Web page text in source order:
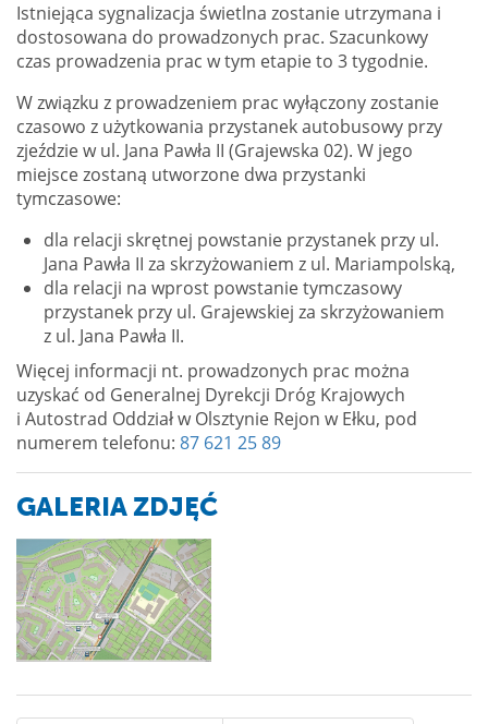
Istniejąca sygnalizacja świetlna zostanie utrzymana i
dostosowana do prowadzonych prac. Szacunkowy
czas prowadzenia prac w tym etapie to 3 tygodnie.
W związku z prowadzeniem prac wyłączony zostanie
czasowo z użytkowania przystanek autobusowy przy
zjeździe w ul. Jana Pawła II (Grajewska 02). W jego
miejsce zostaną utworzone dwa przystanki
tymczasowe:
dla relacji skrętnej powstanie przystanek przy ul.
Jana Pawła II za skrzyżowaniem z ul. Mariampolską,
dla relacji na wprost powstanie tymczasowy
przystanek przy ul. Grajewskiej za skrzyżowaniem
z ul. Jana Pawła II.
Więcej informacji nt. prowadzonych prac można
uzyskać od Generalnej Dyrekcji Dróg Krajowych
i Autostrad Oddział w Olsztynie Rejon w Ełku, pod
numerem telefonu: 87 621 25 89
GALERIA ZDJĘĆ